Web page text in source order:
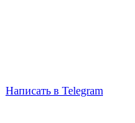
Написать в Telegram